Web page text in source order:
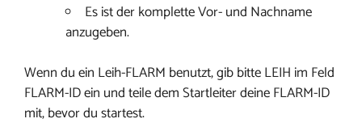
Es ist der komplette Vor- und Nachname
anzugeben.
Wenn du ein Leih-FLARM benutzt, gib bitte LEIH im Feld
FLARM-ID ein und teile dem Startleiter deine FLARM-ID
mit, bevor du startest.